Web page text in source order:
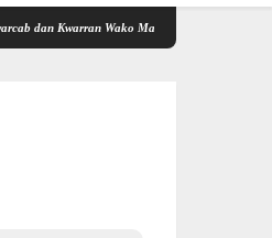
Kwarran Wako Maulana Siapkan Jalur Prestasi